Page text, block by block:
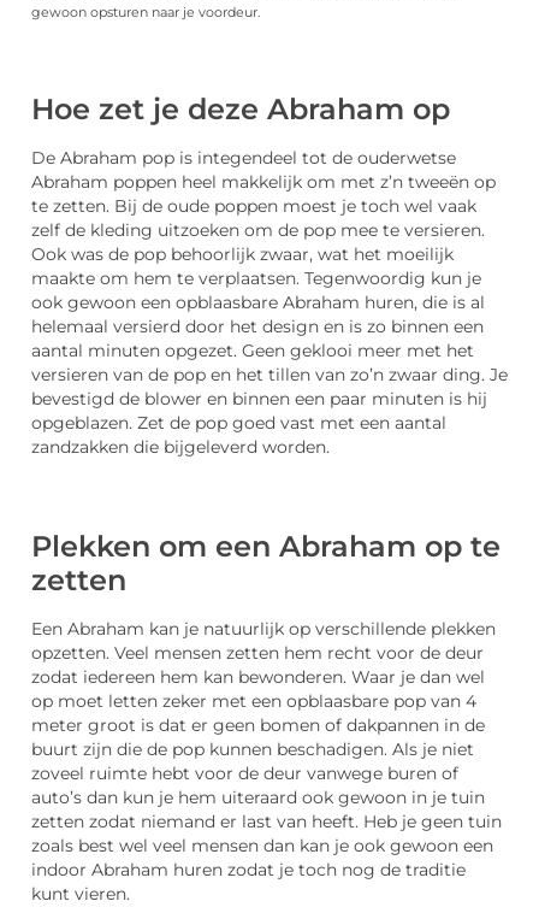
gewoon opsturen naar je voordeur.
Hoe zet je deze Abraham op
De Abraham pop is integendeel tot de ouderwetse
Abraham poppen heel makkelijk om met z’n tweeën op
te zetten. Bij de oude poppen moest je toch wel vaak
zelf de kleding uitzoeken om de pop mee te versieren.
Ook was de pop behoorlijk zwaar, wat het moeilijk
maakte om hem te verplaatsen. Tegenwoordig kun je
ook gewoon een opblaasbare Abraham huren, die is al
helemaal versierd door het design en is zo binnen een
aantal minuten opgezet. Geen geklooi meer met het
versieren van de pop en het tillen van zo’n zwaar ding. Je
bevestigd de blower en binnen een paar minuten is hij
opgeblazen. Zet de pop goed vast met een aantal
zandzakken die bijgeleverd worden.
Plekken om een Abraham op te
zetten
Een Abraham kan je natuurlijk op verschillende plekken
opzetten. Veel mensen zetten hem recht voor de deur
zodat iedereen hem kan bewonderen. Waar je dan wel
op moet letten zeker met een opblaasbare pop van 4
meter groot is dat er geen bomen of dakpannen in de
buurt zijn die de pop kunnen beschadigen. Als je niet
zoveel ruimte hebt voor de deur vanwege buren of
auto’s dan kun je hem uiteraard ook gewoon in je tuin
zetten zodat niemand er last van heeft. Heb je geen tuin
zoals best wel veel mensen dan kan je ook gewoon een
indoor Abraham huren zodat je toch nog de traditie
kunt vieren.